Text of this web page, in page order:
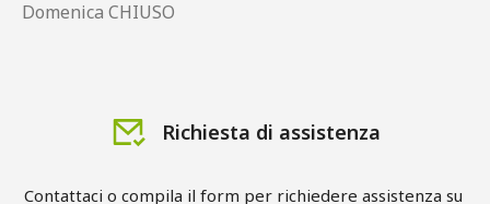
Domenica CHIUSO
Richiesta di assistenza
Contattaci o compila il form per richiedere assistenza su